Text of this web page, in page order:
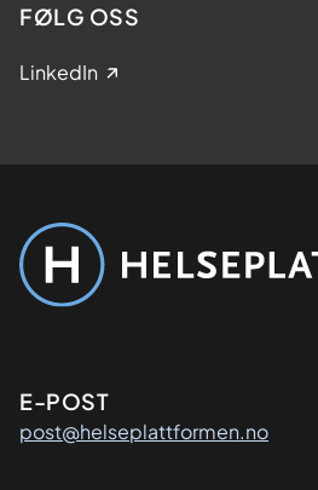
FØLG OSS
LinkedIn
Kontaktinformasjon
E-POST
post@helseplattformen.no